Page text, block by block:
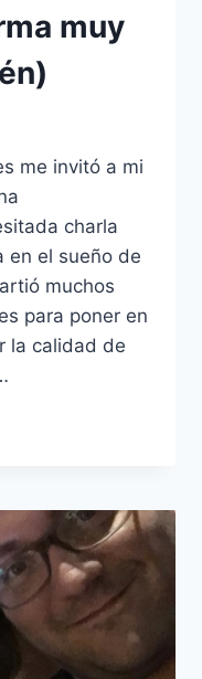
muy
me invitó a mi
charla
en el sueño de
muchos
para poner en
la calidad de